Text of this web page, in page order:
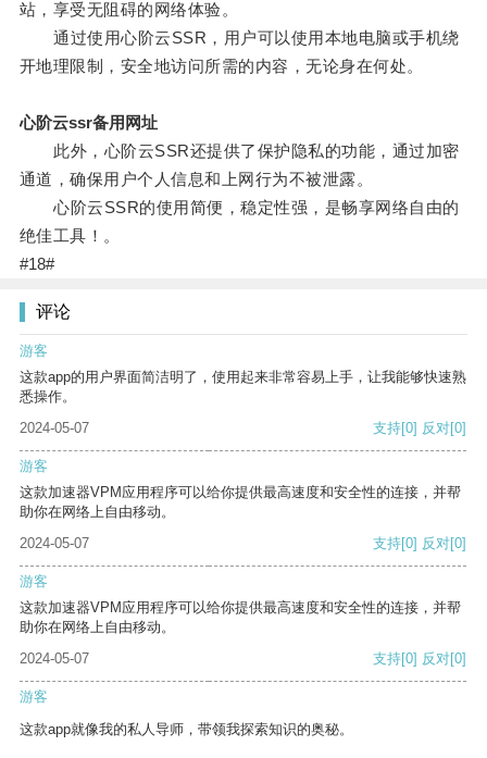
站，享受无阻碍的网络体验。
通过使用心阶云SSR，用户可以使用本地电脑或手机绕
开地理限制，安全地访问所需的内容，无论身在何处。
心阶云ssr备用网址
此外，心阶云SSR还提供了保护隐私的功能，通过加密
通道，确保用户个人信息和上网行为不被泄露。
心阶云SSR的使用简便，稳定性强，是畅享网络自由的
绝佳工具！。
#18#
评论
游客
这款app的用户界面简洁明了，使用起来非常容易上手，让我能够快速熟
悉操作。
2024-05-07
支持[0] 反对[0]
游客
这款加速器VPM应用程序可以给你提供最高速度和安全性的连接，并帮
助你在网络上自由移动。
2024-05-07
支持[0] 反对[0]
游客
这款加速器VPM应用程序可以给你提供最高速度和安全性的连接，并帮
助你在网络上自由移动。
2024-05-07
支持[0] 反对[0]
游客
这款app就像我的私人导师，带领我探索知识的奥秘。